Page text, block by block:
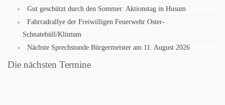
Gut geschützt durch den Sommer: Aktionstag in Husum
Fahrradrallye der Freiwilligen Feuerwehr Oster-
Schnatebüll/Klintum
Nächste Sprechstunde Bürgermeister am 11. August 2026
Die nächsten Termine